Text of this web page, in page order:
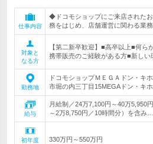
仕事内容
◆ドコモショップにご来店された
務をはじめ、店舗運営に関わる業務
対象と
なる方
【第二新卒歓迎】■高卒以上■何ら
携帯販売のご経験がある方■新しい
勤務地
ドコモショップＭＥＧＡドン・キ
市堀の内三丁目15MEGAドン・キ
給与
月給制／24万7,100円～40万5,950
～2万8,750円／10時間分）を含み…
初年度
330万円～550万円